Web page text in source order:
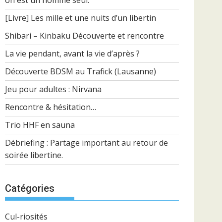
[Livre] Les mille et une nuits d’un libertin
Shibari – Kinbaku Découverte et rencontre
La vie pendant, avant la vie d’après ?
Découverte BDSM au Trafick (Lausanne)
Jeu pour adultes : Nirvana
Rencontre & hésitation…
Trio HHF en sauna
Débriefing : Partage important au retour de
soirée libertine.
Catégories
Cul-riosités